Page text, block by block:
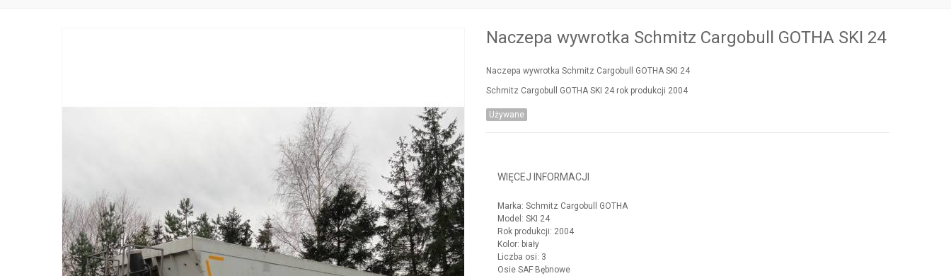
Naczepa wywrotka Schmitz Cargobull GOTHA SKI 24
Naczepa wywrotka Schmitz Cargobull GOTHA SKI 24
Schmitz Cargobull GOTHA SKI 24 rok produkcji 2004
Używane
WIĘCEJ INFORMACJI
Marka: Schmitz Cargobull GOTHA
Model: SKI 24
Rok produkcji: 2004
Kolor: biały
Liczba osi: 3
Osie SAF Bębnowe